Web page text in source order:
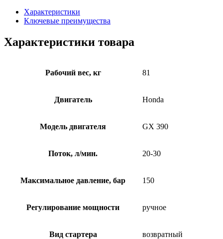
Характеристики
Ключевые преимущества
Характеристики товара
Рабочий вес, кг 81
Двигатель Honda
Модель двигателя GX 390
Поток, л/мин. 20-30
Максимальное давление, бар 150
Регулирование мощности ручное
Вид стартера возвратный